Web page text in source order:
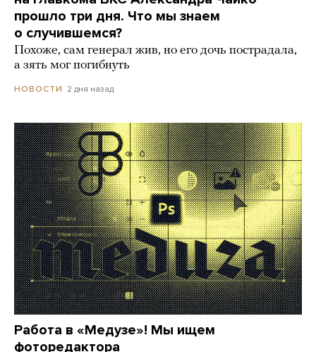
прошло три дня. Что мы знаем
о случившемся?
Похоже, сам генерал жив, но его дочь пострадала,
а зять мог погибнуть
НОВОСТИ 2 дня назад
Работа в «Медузе»! Мы ищем
фоторедактора